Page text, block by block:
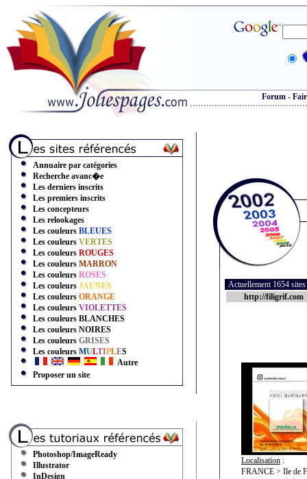
Forum -
Annuaire par catégories
Recherche avanc�e
Les derniers inscrits
Les premiers inscrits
Les concepteurs
Les relookages
Les couleurs BLEUES
Les couleurs VERTES
Les couleurs ROUGES
Les couleurs MARRON
Les couleurs ROSES
Les couleurs JAUNES
Les couleurs ORANGE
Les couleurs VIOLETTES
Les couleurs BLANCHES
Les couleurs NOIRES
Les couleurs GRISES
Les couleurs MULTIPLES
Autre
Proposer un site
Photoshop/ImageReady
Illustrator
InDesign
Actuellement 1654
http://filigrif.com
Localisation :
FRANCE > Ile de